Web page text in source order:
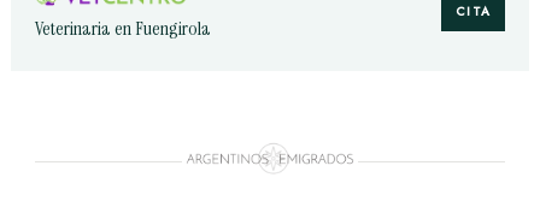
Veterinaria en Fuengirola
CITA